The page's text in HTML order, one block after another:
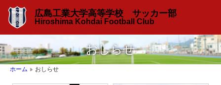
広島工業大学高等学校 サッカー部
Hiroshima Kohdai Football Club
おしらせ
ホーム ▶ おしらせ